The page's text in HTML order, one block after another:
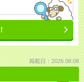
掲載日：2026.08.08